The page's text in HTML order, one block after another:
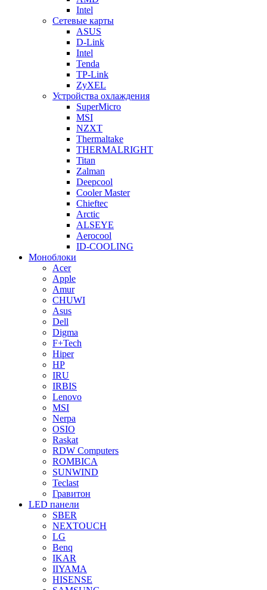
Intel
Сетевые карты
ASUS
D-Link
Intel
Tenda
TP-Link
ZyXEL
Устройства охлаждения
SuperMicro
MSI
NZXT
Thermaltake
THERMALRIGHT
Titan
Zalman
Deepcool
Cooler Master
Chieftec
Arctic
ALSEYE
Aerocool
ID-COOLING
Моноблоки
Acer
Apple
Amur
CHUWI
Asus
Dell
Digma
F+Tech
Hiper
HP
IRU
IRBIS
Lenovo
MSI
Nerpa
OSIO
Raskat
RDW Computers
ROMBICA
SUNWIND
Teclast
Гравитон
LED панели
SBER
NEXTOUCH
LG
Benq
IKAR
IIYAMA
HISENSE